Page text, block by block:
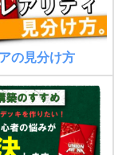
の見分け方